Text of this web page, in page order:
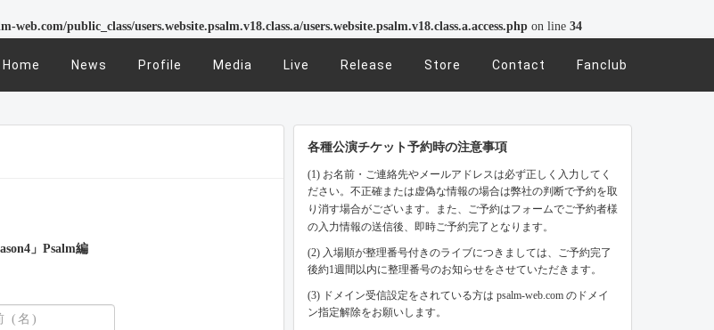
web.com/public_class/users.website.psalm.v18.class.a/users.website.psalm.v18.class.a.access.php on line 34
Home News Profile Media Live Release Store Contact Fanclub
」Psalm編
各種公演チケット予約時の注意事項
(1) お名前・ご連絡先やメールアドレスは必ず正しく入力してく
ださい。不正確または虚偽な情報の場合は弊社の判断で予約を取
り消す場合がございます。また、ご予約はフォームでご予約者様
の入力情報の送信後、即時ご予約完了となります。
(2) 入場順が整理番号付きのライブにつきましては、ご予約完了
後約1週間以内に整理番号のお知らせをさせていただきます。
(3) ドメイン受信設定をされている方は psalm-web.com のドメイ
ン指定解除をお願いします。